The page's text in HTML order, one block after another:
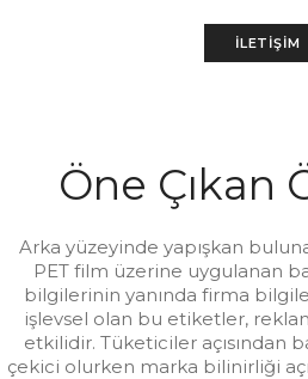
İLETIŞIM
Öne Çıkan
Arka yüzeyinde yapışkan
PET film üzerine uygulanan
bilgilerinin yanında firma
işlevsel olan bu etiketler,
etkilidir. Tüketiciler açısından
çekici olurken marka bilinirliği